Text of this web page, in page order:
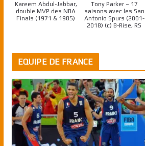
Kareem Abdul-Jabbar,
double MVP des NBA
Finals (1971 & 1985)
Tony Parker – 17
saisons avec les San
Antonio Spurs (2001-
2018) (c) B-Rise, RS
EQUIPE DE FRANCE